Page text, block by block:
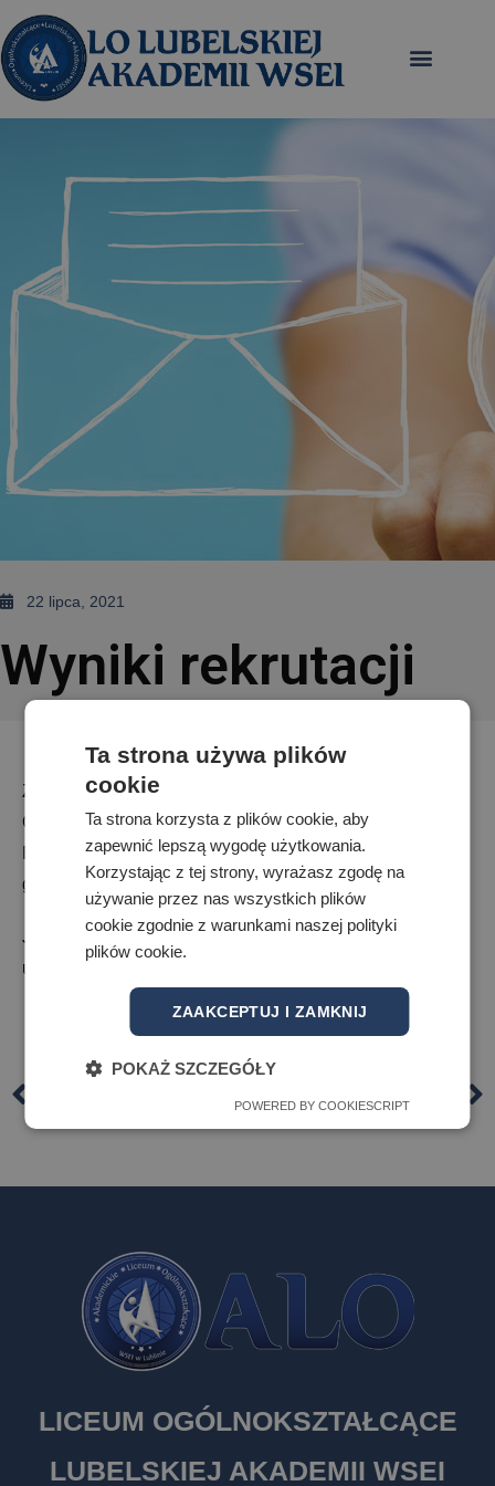
22 lipca, 2021
Wyniki rekrutacji
Zakończyła się rekrutacja do Akademickiego Liceum
Ogólnokształcącego WSEI w Lublinie.
Bardzo prosimy o sprawdzenie skrzynek mailowych,
gdzie znajdą Państwo informację o wynikach rekrutacji.
Jednocześnie informujemy, że rozpoczęła się rekrutacja
uzupełniająca.
Fakultety maturalne
LICEUM OGÓLNOKSZTAŁCĄCE
LUBELSKIEJ AKADEMII WSEI
Ta strona używa plików
cookie
Ta strona korzysta z plików cookie, aby
zapewnić lepszą wygodę użytkowania.
Korzystając z tej strony, wyrażasz zgodę na
używanie przez nas wszystkich plików
cookie zgodnie z warunkami naszej polityki
plików cookie.
ZAAKCEPTUJ I ZAMKNIJ
POKAŻ SZCZEGÓŁY
POWERED BY COOKIESCRIPT